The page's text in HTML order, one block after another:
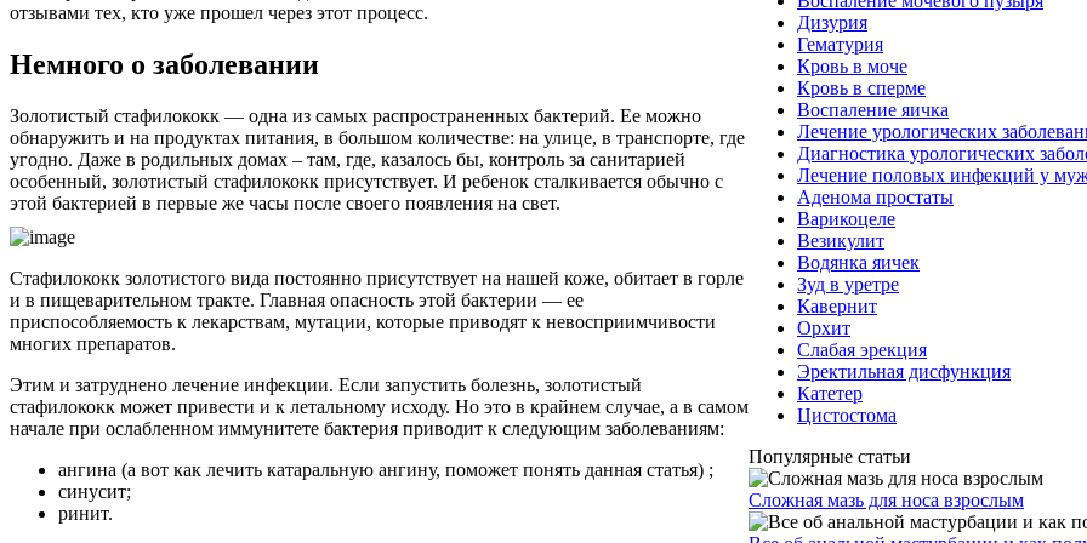
отзывами тех, кто уже прошел через этот процесс.
Немного о заболевании
Золотистый стафилококк — одна из самых распространенных бактерий. Ее можно
обнаружить и на продуктах питания, в большом количестве: на улице, в транспорте, где
угодно. Даже в родильных домах – там, где, казалось бы, контроль за санитарией
особенный, золотистый стафилококк присутствует. И ребенок сталкивается обычно с
этой бактерией в первые же часы после своего появления на свет.
Стафилококк золотистого вида постоянно присутствует на нашей коже, обитает в горле
и в пищеварительном тракте. Главная опасность этой бактерии — ее
приспособляемость к лекарствам, мутации, которые приводят к невосприимчивости
многих препаратов.
Этим и затруднено лечение инфекции. Если запустить болезнь, золотистый
стафилококк может привести и к летальному исходу. Но это в крайнем случае, а в самом
начале при ослабленном иммунитете бактерия приводит к следующим заболеваниям:
ангина (а вот как лечить катаральную ангину, поможет понять данная статья) ;
синусит;
ринит.
Дизурия
Гематурия
Кровь в моче
Кровь в сперме
Воспаление яичка
Лечение урологических
Диагностика урологических
Лечение половых инфекций у
Аденома простаты
Варикоцеле
Везикулит
Водянка яичек
Зуд в уретре
Кавернит
Орхит
Слабая эрекция
Эректильная дисфункция
Катетер
Цистостома
Популярные статьи
Сложная мазь для носа взрослым